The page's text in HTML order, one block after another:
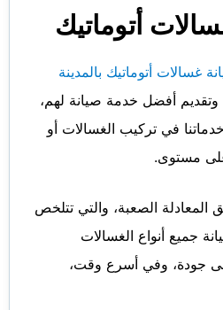
أتوماتيك
غسالات أتوماتيك بالمدينة
وتقديم أفضل خدمة صيانة لهم،
في تركيب الغسالات أو
مستوى.
الصعبة، والتي تتلخص
جميع أنواع الغسالات
جودة، وفي أسرع وقت،